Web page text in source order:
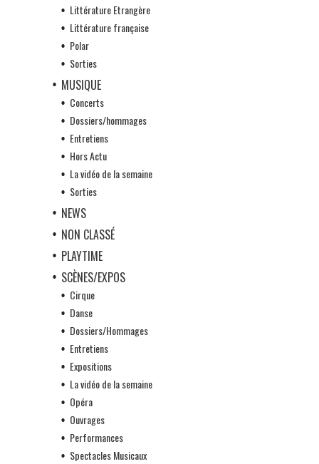
Littérature Etrangère
Littérature française
Polar
Sorties
MUSIQUE
Concerts
Dossiers/hommages
Entretiens
Hors Actu
La vidéo de la semaine
Sorties
NEWS
NON CLASSÉ
PLAYTIME
SCÈNES/EXPOS
Cirque
Danse
Dossiers/Hommages
Entretiens
Expositions
La vidéo de la semaine
Opéra
Ouvrages
Performances
Spectacles Musicaux